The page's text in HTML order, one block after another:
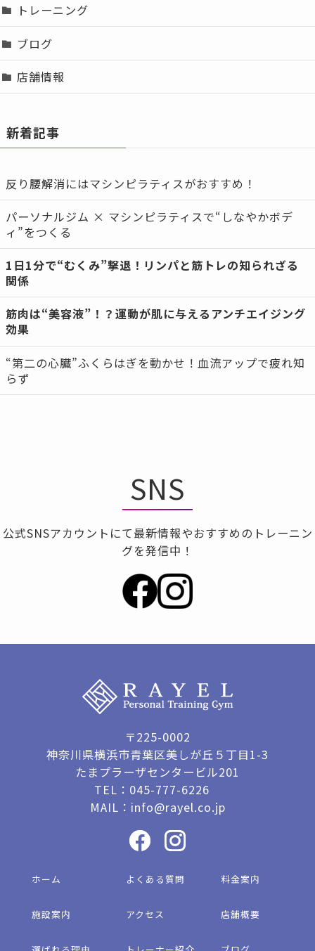
トレーニング
ブログ
店舗情報
新着記事
反り腰解消にはマシンピラティスがおすすめ！
パーソナルジム × マシンピラティスで“しなやかボデ
ィ”をつくる
1日1分で“むくみ”撃退！リンパと筋トレの知られざる
関係
筋肉は“美容液”！？運動が肌に与えるアンチエイジング
効果
“第二の心臓”ふくらはぎを動かせ！血流アップで疲れ知
らず
SNS
公式SNSアカウントにて最新情報やおすすめのトレーニン
グを発信中！
〒225-0002
神奈川県横浜市青葉区美しが丘５丁目1-3
たまプラーザセンタービル201
TEL： 045-777-6226
MAIL： info@rayel.co.jp
ホーム よくある質問 料金案内
施設案内 アクセス 店舗概要